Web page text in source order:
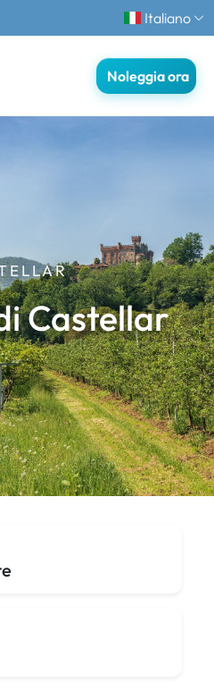
Italiano
Noleggia ora
Castellar